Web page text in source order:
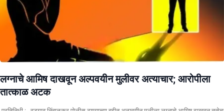
लग्नाचे आमिष दाखवून अल्पवयीन मुलीवर अत्याचार; आरोपीला
तात्काळ अटक